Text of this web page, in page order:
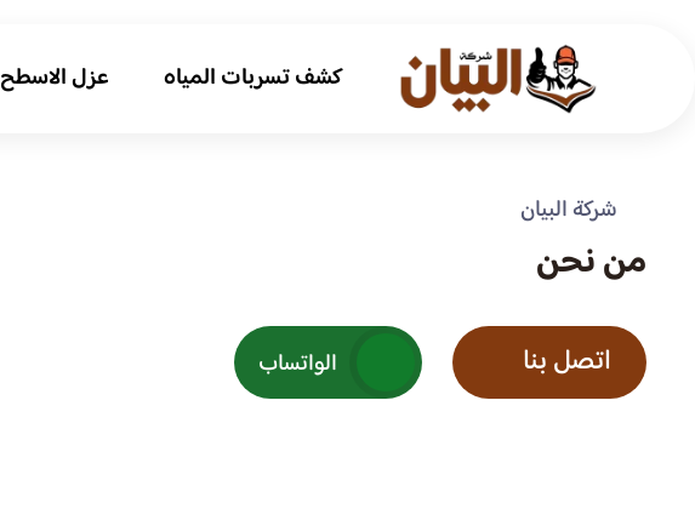
كشف تسربات المياه عزل الاسطح
شركة البيان
من نحن
اتصل بنا الواتساب